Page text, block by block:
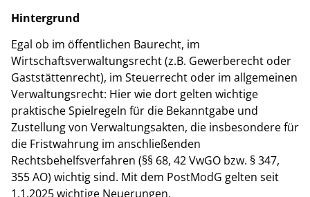
Hintergrund
Egal ob im öffentlichen Baurecht, im
Wirtschaftsverwaltungsrecht (z.B. Gewerberecht oder
Gaststättenrecht), im Steuerrecht oder im allgemeinen
Verwaltungsrecht: Hier wie dort gelten wichtige
praktische Spielregeln für die Bekanntgabe und
Zustellung von Verwaltungsakten, die insbesondere für
die Fristwahrung im anschließenden
Rechtsbehelfsverfahren (§§ 68, 42 VwGO bzw. § 347,
355 AO) wichtig sind. Mit dem PostModG gelten seit
1.1.2025 wichtige Neuerungen.